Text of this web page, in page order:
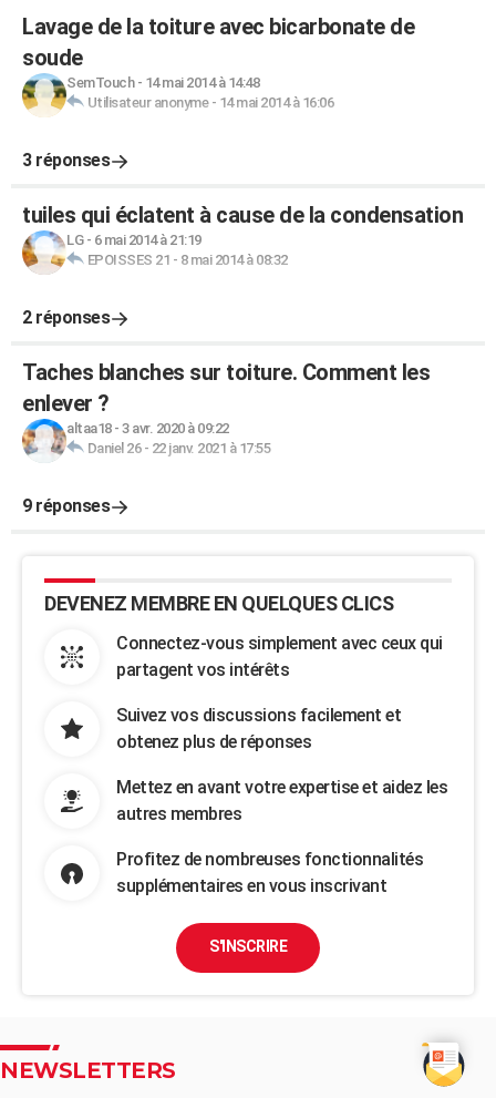
Lavage de la toiture avec bicarbonate de
soude
SemTouch- 14 mai 2014 à 14:48
Utilisateur anonyme- 14 mai 2014 à 16:06
3 réponses
tuiles qui éclatent à cause de la condensation
LG- 6 mai 2014 à 21:19
EPOISSES 21 - 8 mai 2014 à 08:32
2 réponses
Taches blanches sur toiture. Comment les
enlever ?
altaa18- 3 avr. 2020 à 09:22
Daniel 26- 22 janv. 2021 à 17:55
9 réponses
DEVENEZ MEMBRE EN QUELQUES CLICS
Connectez-vous simplement avec ceux qui
partagent vos intérêts
Suivez vos discussions facilement et
obtenez plus de réponses
Mettez en avant votre expertise et aidez les
autres membres
Profitez de nombreuses fonctionnalités
supplémentaires en vous inscrivant
S'INSCRIRE
NEWSLETTERS